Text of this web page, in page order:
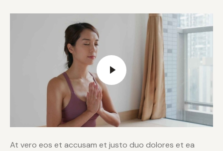
At vero eos et accusam et justo duo dolores et ea